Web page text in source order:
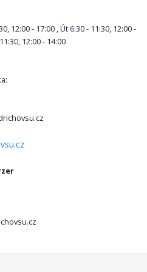
12:00 - 17:00 , Út 6:30 - 11:30, 12:00 -
12:00 - 14:00